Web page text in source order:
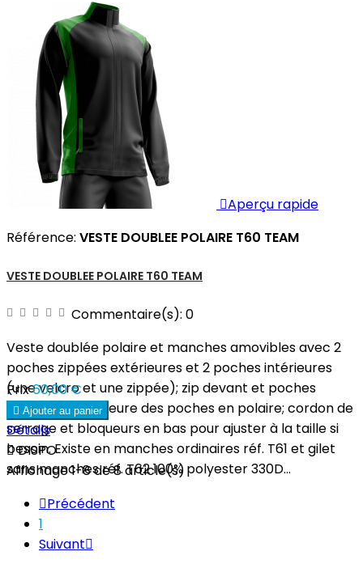
Aperçu rapide
Référence: VESTE DOUBLEE POLAIRE T60 TEAM
VESTE DOUBLEE POLAIRE T60 TEAM
Commentaire(s): 0
Veste doublée polaire et manches amovibles avec 2
poches zippées extérieures et 2 poches intérieures
(une velcro et une zippée); zip devant et poches
recouvert; intérieure des poches en polaire; cordon de
serrage et bloqueurs en bas pour ajuster à la taille si
besoin. Existe en manches ordinaires réf. T61 et gilet
sans manches réf. T62 100% polyester 330D...
Prix60,00 €
 Ajouter au panier
Détails
DISPO
Affichage 1-8 de 8 article(s)
Précédent
1
Suivant